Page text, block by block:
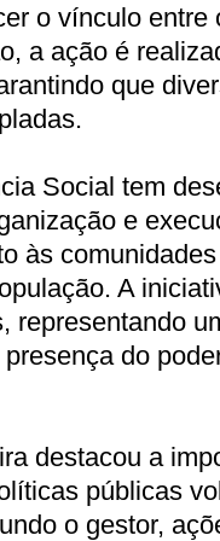
o vínculo entre
a ação é
que
Social tem
e
às
A
representando
do
destacou a
públicas
o gestor,